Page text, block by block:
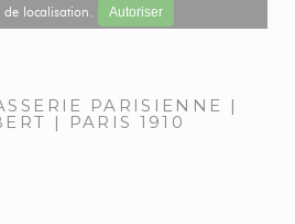
de localisation.
Autoriser
PARISIENNE |
| PARIS 1910